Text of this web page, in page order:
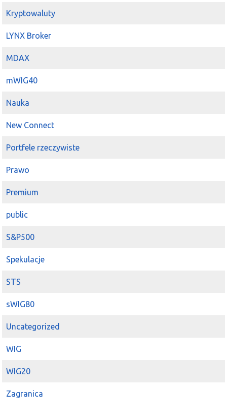
Kryptowaluty
LYNX Broker
MDAX
mWIG40
Nauka
New Connect
Portfele rzeczywiste
Prawo
Premium
public
S&P500
Spekulacje
STS
sWIG80
Uncategorized
WIG
WIG20
Zagranica